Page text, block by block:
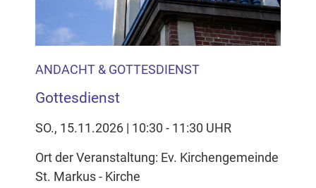
ANDACHT & GOTTESDIENST
Gottesdienst
SO., 15.11.2026 | 10:30 - 11:30 UHR
Ort der Veranstaltung: Ev. Kirchengemeinde
St. Markus - Kirche